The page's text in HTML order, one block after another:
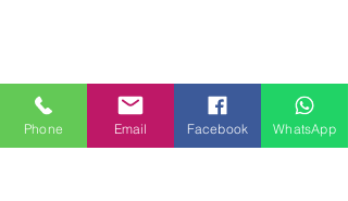
Phone Email Facebook WhatsApp